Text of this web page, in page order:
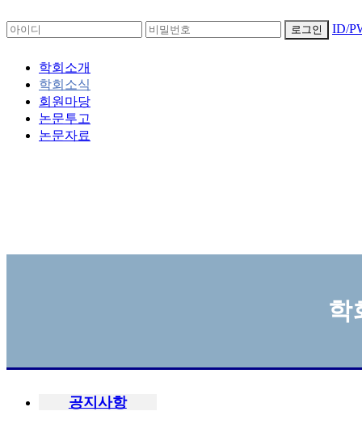
로그인 ID/
학회소개
학회소식
회원마당
논문투고
논문자료
학
공지사항